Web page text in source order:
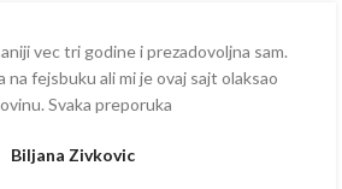
vec tri godine i prezadovoljna sam.
na fejsbuku ali mi je ovaj sajt olaksao
Svaka preporuka
Biljana Zivkovic